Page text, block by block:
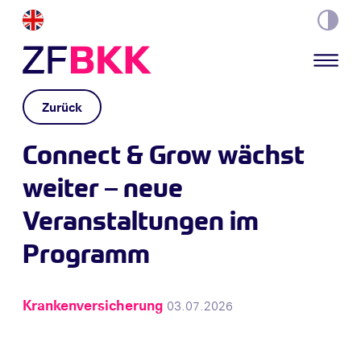
Skip to the content
Zurück
Connect & Grow wächst
weiter – neue
Veranstaltungen im
Programm
Krankenversicherung 03.07.2026